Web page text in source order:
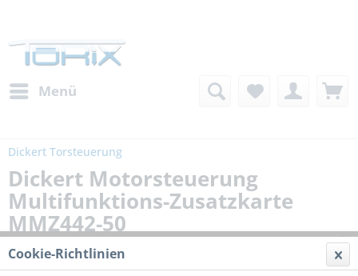
Menü
Dickert Torsteuerung
Dickert Motorsteuerung
Multifunktions-Zusatzkarte
MMZ442-50
Cookie-Richtlinien